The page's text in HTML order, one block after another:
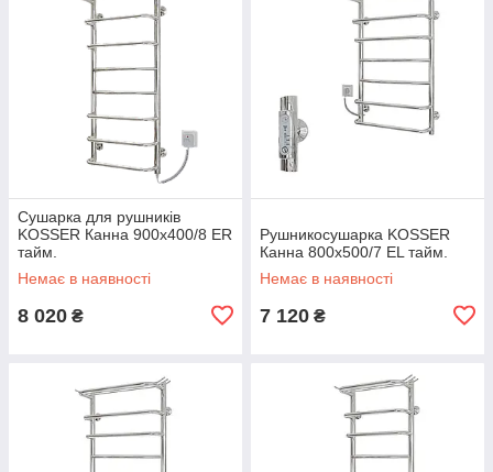
Сушарка для рушників
KOSSER Канна 900х400/8 ER
тайм.
Немає в наявності
8 020 ₴
Рушникосушарка KOSSER
Канна 800х500/7 ЕL тайм.
Немає в наявності
7 120 ₴